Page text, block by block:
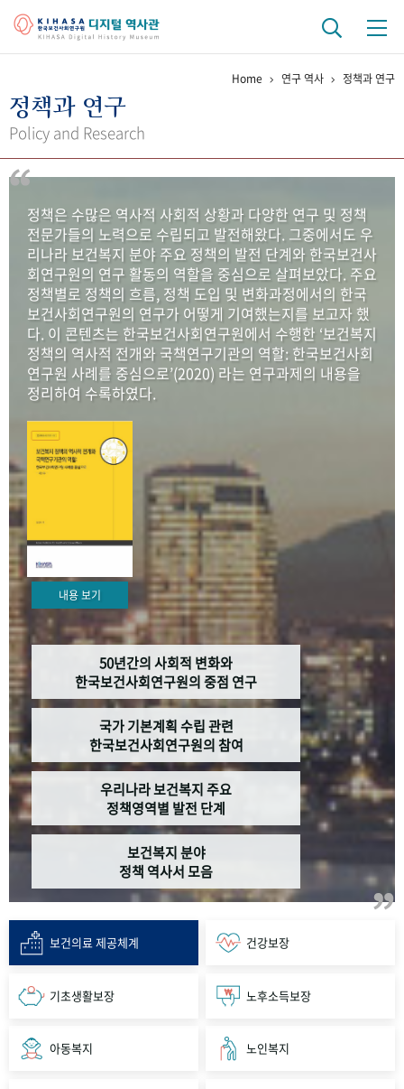
걸어온 길 기관 변천사
연구 역사
정책과 연구 키워드로 보는 연구 역사
연구자들
간행물 변천사
기록물 아카이브
사진 아카이브 문서 기록물 행정박물 영상 기록물
50+1주년 기념
성과 50선 숫자로 보는 50년
세계와 함께 한 KIHASA
VR 역사관
Home 연구 역사 정책과 연구
정책과 연구
Policy and Research
정책은 수많은 역사적 사회적 상황과 다양한 연구 및 정책
전문가들의 노력으로 수립되고 발전해왔다. 그중에서도 우
리나라 보건복지 분야 주요 정책의 발전 단계와 한국보건사
회연구원의 연구 활동의 역할을 중심으로 살펴보았다. 주요
정책별로 정책의 흐름, 정책 도입 및 변화과정에서의 한국
보건사회연구원의 연구가 어떻게 기여했는지를 보고자 했
다. 이 콘텐츠는 한국보건사회연구원에서 수행한 ‘보건복지
정책의 역사적 전개와 국책연구기관의 역할: 한국보건사회
연구원 사례를 중심으로’(2020) 라는 연구과제의 내용을
정리하여 수록하였다.
내용 보기
50년간의 사회적 변화와
한국보건사회연구원의 중점 연구
국가 기본계획 수립 관련
한국보건사회연구원의 참여
우리나라 보건복지 주요
정책영역별 발전 단계
보건복지 분야
정책 역사서 모음
보건의료 제공체계 건강보장
기초생활보장 노후소득보장
아동복지 노인복지